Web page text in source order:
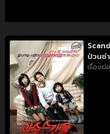
ป่วนซ่
เรื่องย่